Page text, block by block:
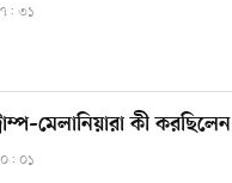
৩১
কী করছিলেন
০১